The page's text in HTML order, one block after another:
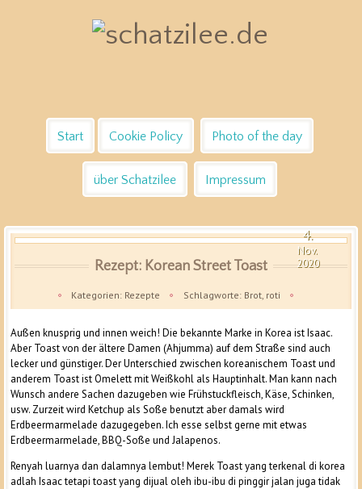
Start Cookie Policy Photo of the day
über Schatzilee Impressum
4.
Nov.
2020
Rezept: Korean Street Toast
Kategorien: Rezepte Schlagworte: Brot, roti
Außen knusprig und innen weich! Die bekannte Marke in Korea ist Isaac.
Aber Toast von der ältere Damen (Ahjumma) auf dem Straße sind auch
lecker und günstiger. Der Unterschied zwischen koreanischem Toast und
anderem Toast ist Omelett mit Weißkohl als Hauptinhalt. Man kann nach
Wunsch andere Sachen dazugeben wie Frühstuckfleisch, Käse, Schinken,
usw. Zurzeit wird Ketchup als Soße benutzt aber damals wird
Erdbeermarmelade dazugegeben. Ich esse selbst gerne mit etwas
Erdbeermarmelade, BBQ-Soße und Jalapenos.
Renyah luarnya dan dalamnya lembut! Merek Toast yang terkenal di korea
adlah Isaac tetapi toast yang dijual oleh ibu-ibu di pinggir jalan juga tidak